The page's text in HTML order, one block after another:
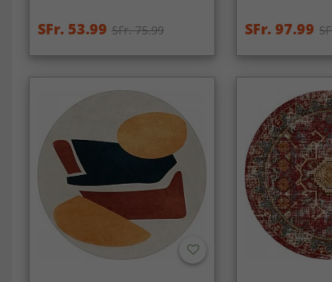
SFr. 53.99 SFr. 75.99 SFr. 97.99